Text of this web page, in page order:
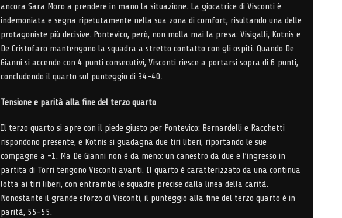
ancora Sara Moro a prendere in mano la situazione. La giocatrice di Visconti è
indemoniata e segna ripetutamente nella sua zona di comfort, risultando una delle
protagoniste più decisive. Pontevico, però, non molla mai la presa: Visigalli, Kotnis e
De Cristofaro mantengono la squadra a stretto contatto con gli ospiti. Quando De
Gianni si accende con 4 punti consecutivi, Visconti riesce a portarsi sopra di 6 punti,
concludendo il quarto sul punteggio di 34-40.
Tensione e parità alla fine del terzo quarto
Il terzo quarto si apre con il piede giusto per Pontevico: Bernardelli e Racchetti
rispondono presente, e Kotnis si guadagna due tiri liberi, riportando le sue
compagne a -1. Ma De Gianni non è da meno: un canestro da due e l’ingresso in
partita di Torri tengono Visconti avanti. Il quarto è caratterizzato da una continua
lotta ai tiri liberi, con entrambe le squadre precise dalla linea della carità.
Nonostante il grande sforzo di Visconti, il punteggio alla fine del terzo quarto è in
parità, 55-55.